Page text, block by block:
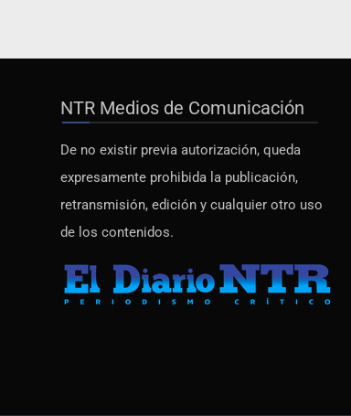
NTR Medios de Comunicación
De no existir previa autorización, queda
expresamente prohibida la publicación,
retransmisión, edición y cualquier otro uso
de los contenidos.